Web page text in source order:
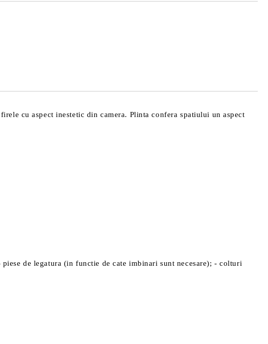
cu aspect inestetic din camera. Plinta confera spatiului un aspect
de legatura (in functie de cate imbinari sunt necesare); - colturi